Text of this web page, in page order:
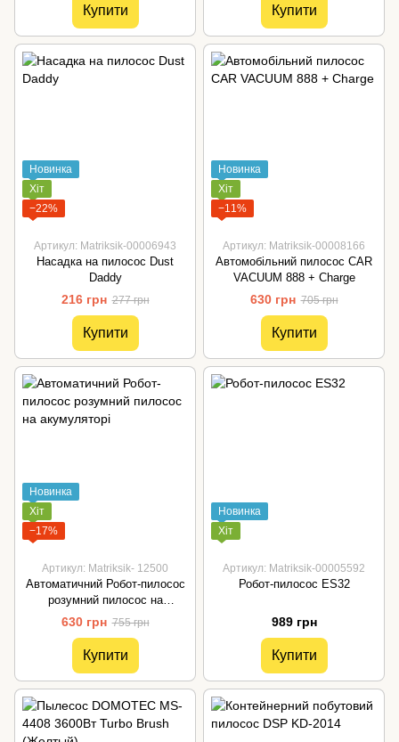
Купити Купити
Новинка
Хіт
−22%
Артикул: Matriksik-00006943
Насадка на пилосос Dust
Daddy
216 грн 277 грн
Купити
Новинка
Хіт
−11%
Артикул: Matriksik-00008166
Автомобільний пилосос CAR
VACUUM 888 + Charge
630 грн 705 грн
Купити
Новинка
Хіт
−17%
Артикул: Matriksik- 12500
Автоматичний Робот-пилосос
розумний пилосос на
акумуляторі
630 грн 755 грн
Купити
Новинка
Хіт
Артикул: Matriksik-00005592
Робот-пилосос ES32
989 грн
Купити